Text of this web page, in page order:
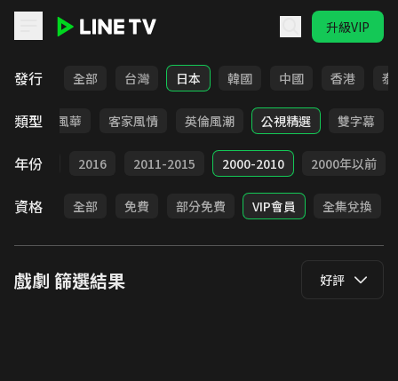
升級VIP
發行 全部 台灣 日本 韓國 中國 香港 泰
類型台語風華 客家風情 英倫風潮 公視精選 雙字幕
年份
2017 2016 2011-2015 2000-2010 2000年以前
資格 全部 免費 部分免費 VIP會員 全集兌換
戲劇 篩選結果 好評